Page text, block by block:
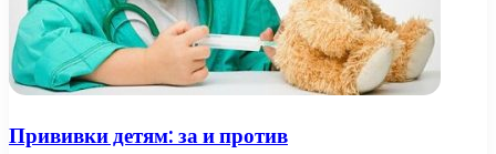
Прививки детям: за и против